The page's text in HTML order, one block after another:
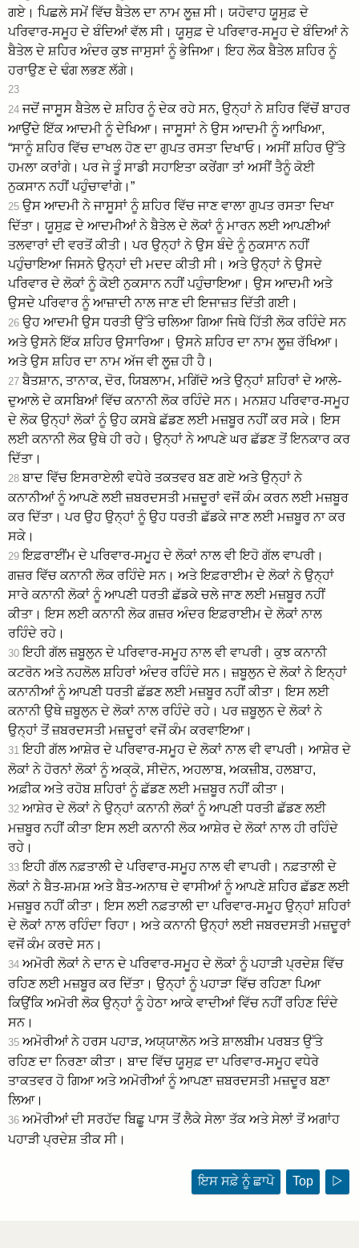
ਗਏ। ਪਿਛਲੇ ਸਮੇਂ ਵਿੱਚ ਬੈਤੇਲ ਦਾ ਨਾਮ ਲੂਜ਼ ਸੀ। ਯਹੋਵਾਹ ਯੂਸੁਫ਼ ਦੇ
ਪਰਿਵਾਰ-ਸਮੂਹ ਦੇ ਬੰਦਿਆਂ ਵੱਲ ਸੀ। ਯੂਸੁਫ਼ ਦੇ ਪਰਿਵਾਰ-ਸਮੂਹ ਦੇ ਬੰਦਿਆਂ ਨੇ
ਬੈਤੇਲ ਦੇ ਸ਼ਹਿਰ ਅੰਦਰ ਕੁਝ ਜਾਸੁਸਾਂ ਨੂੰ ਭੇਜਿਆ। ਇਹ ਲੋਕ ਬੈਤੇਲ ਸ਼ਹਿਰ ਨੂੰ
ਹਰਾਉਣ ਦੇ ਢੰਗ ਲਭਣ ਲੱਗੇ।
23
24ਜਦੋਂ ਜਾਸੂਸ ਬੈਤੇਲ ਦੇ ਸ਼ਹਿਰ ਨੂੰ ਦੇਕ ਰਹੇ ਸਨ, ਉਨ੍ਹਾਂ ਨੇ ਸ਼ਹਿਰ ਵਿੱਚੋਂ ਬਾਹਰ
ਆਉਂਦੇ ਇੱਕ ਆਦਮੀ ਨੂੰ ਦੇਖਿਆ। ਜਾਸੂਸਾਂ ਨੇ ਉਸ ਆਦਮੀ ਨੂੰ ਆਖਿਆ,
“ਸਾਨੂੰ ਸ਼ਹਿਰ ਵਿੱਚ ਦਾਖਲ ਹੋਣ ਦਾ ਗੁਪਤ ਰਸਤਾ ਦਿਖਾਓ। ਅਸੀਂ ਸ਼ਹਿਰ ਉੱਤੇ
ਹਮਲਾ ਕਰਾਂਗੇ। ਪਰ ਜੇ ਤੂੰ ਸਾਡੀ ਸਹਾਇਤਾ ਕਰੇਂਗਾ ਤਾਂ ਅਸੀਂ ਤੈਨੂੰ ਕੋਈ
ਨੁਕਸਾਨ ਨਹੀਂ ਪਹੁੰਚਾਵਾਂਗੇ।”
25 ਉਸ ਆਦਮੀ ਨੇ ਜਾਸੂਸਾਂ ਨੂੰ ਸ਼ਹਿਰ ਵਿੱਚ ਜਾਣ ਵਾਲਾ ਗੁਪਤ ਰਸਤਾ ਦਿਖਾ
ਦਿੱਤਾ। ਯੂਸੁਫ਼ ਦੇ ਆਦਮੀਆਂ ਨੇ ਬੈਤੇਲ ਦੇ ਲੋਕਾਂ ਨੂੰ ਮਾਰਨ ਲਈ ਆਪਣੀਆਂ
ਤਲਵਾਰਾਂ ਦੀ ਵਰਤੋਂ ਕੀਤੀ। ਪਰ ਉਨ੍ਹਾਂ ਨੇ ਉਸ ਬੰਦੇ ਨੂੰ ਨੁਕਸਾਨ ਨਹੀਂ
ਪਹੁੰਚਾਇਆ ਜਿਸਨੇ ਉਨ੍ਹਾਂ ਦੀ ਮਦਦ ਕੀਤੀ ਸੀ। ਅਤੇ ਉਨ੍ਹਾਂ ਨੇ ਉਸਦੇ
ਪਰਿਵਾਰ ਦੇ ਲੋਕਾਂ ਨੂੰ ਕੋਈ ਨੁਕਸਾਨ ਨਹੀਂ ਪਹੁੰਚਾਇਆ। ਉਸ ਆਦਮੀ ਅਤੇ
ਉਸਦੇ ਪਰਿਵਾਰ ਨੂੰ ਆਜ਼ਾਦੀ ਨਾਲ ਜਾਣ ਦੀ ਇਜਾਜ਼ਤ ਦਿੱਤੀ ਗਈ।
26 ਉਹ ਆਦਮੀ ਉਸ ਧਰਤੀ ਉੱਤੇ ਚਲਿਆ ਗਿਆ ਜਿਥੇ ਹਿੱਤੀ ਲੋਕ ਰਹਿੰਦੇ ਸਨ
ਅਤੇ ਉਸਨੇ ਇੱਕ ਸ਼ਹਿਰ ਉਸਾਰਿਆ। ਉਸਨੇ ਸ਼ਹਿਰ ਦਾ ਨਾਮ ਲੂਜ਼ ਰੱਖਿਆ।
ਅਤੇ ਉਸ ਸ਼ਹਿਰ ਦਾ ਨਾਮ ਅੱਜ ਵੀ ਲੂਜ਼ ਹੀ ਹੈ।
27ਬੈਤਸ਼ਾਨ, ਤਾਨਾਕ, ਦੋਰ, ਯਿਬਲਾਮ, ਮਗਿੱਦੋ ਅਤੇ ਉਨ੍ਹਾਂ ਸ਼ਹਿਰਾਂ ਦੇ ਆਲੇ-
ਦੁਆਲੇ ਦੇ ਕਸਬਿਆਂ ਵਿੱਚ ਕਨਾਨੀ ਲੋਕ ਰਹਿੰਦੇ ਸਨ। ਮਨਸ਼ਹ ਪਰਿਵਾਰ-ਸਮੂਹ
ਦੇ ਲੋਕ ਉਨ੍ਹਾਂ ਲੋਕਾਂ ਨੂੰ ਉਹ ਕਸਬੇ ਛੱਡਣ ਲਈ ਮਜ਼ਬੂਰ ਨਹੀਂ ਕਰ ਸਕੇ। ਇਸ
ਲਈ ਕਨਾਨੀ ਲੋਕ ਉਥੇ ਹੀ ਰਹੇ। ਉਨ੍ਹਾਂ ਨੇ ਆਪਣੇ ਘਰ ਛੱਡਣ ਤੋਂ ਇਨਕਾਰ ਕਰ
ਦਿੱਤਾ।
28ਬਾਦ ਵਿੱਚ ਇਸਰਾਏਲੀ ਵਧੇਰੇ ਤਕਤਵਰ ਬਣ ਗਏ ਅਤੇ ਉਨ੍ਹਾਂ ਨੇ
ਕਨਾਨੀਆਂ ਨੂੰ ਆਪਣੇ ਲਈ ਜ਼ਬਰਦਸਤੀ ਮਜ਼ਦੂਰਾਂ ਵਜੋਂ ਕੰਮ ਕਰਨ ਲਈ ਮਜ਼ਬੂਰ
ਕਰ ਦਿੱਤਾ। ਪਰ ਉਹ ਉਨ੍ਹਾਂ ਨੂੰ ਉਹ ਧਰਤੀ ਛੱਡਕੇ ਜਾਣ ਲਈ ਮਜ਼ਬੂਰ ਨਾ ਕਰ
ਸਕੇ।
29ਇਫ਼ਰਾਈਂਮ ਦੇ ਪਰਿਵਾਰ-ਸਮੂਹ ਦੇ ਲੋਕਾਂ ਨਾਲ ਵੀ ਇਹੋ ਗੱਲ ਵਾਪਰੀ।
ਗਜ਼ਰ ਵਿੱਚ ਕਨਾਨੀ ਲੋਕ ਰਹਿੰਦੇ ਸਨ। ਅਤੇ ਇਫ਼ਰਾਈਮ ਦੇ ਲੋਕਾਂ ਨੇ ਉਨ੍ਹਾਂ
ਸਾਰੇ ਕਨਾਨੀ ਲੋਕਾਂ ਨੂੰ ਆਪਣੀ ਧਰਤੀ ਛੱਡਕੇ ਚਲੇ ਜਾਣ ਲਈ ਮਜ਼ਬੂਰ ਨਹੀਂ
ਕੀਤਾ। ਇਸ ਲਈ ਕਨਾਨੀ ਲੋਕ ਗਜ਼ਰ ਅੰਦਰ ਇਫ਼ਰਾਈਮ ਦੇ ਲੋਕਾਂ ਨਾਲ
ਰਹਿੰਦੇ ਰਹੇ।
30ਇਹੀ ਗੱਲ ਜ਼ਬੂਲੁਨ ਦੇ ਪਰਿਵਾਰ-ਸਮੂਹ ਨਾਲ ਵੀ ਵਾਪਰੀ। ਕੁਝ ਕਨਾਨੀ
ਕਟਰੋਨ ਅਤੇ ਨਹਲੋਲ ਸ਼ਹਿਰਾਂ ਅੰਦਰ ਰਹਿੰਦੇ ਸਨ। ਜ਼ਬੂਲੁਨ ਦੇ ਲੋਕਾਂ ਨੇ ਇਨ੍ਹਾਂ
ਕਨਾਨੀਆਂ ਨੂੰ ਆਪਣੀ ਧਰਤੀ ਛੱਡਣ ਲਈ ਮਜ਼ਬੂਰ ਨਹੀਂ ਕੀਤਾ। ਇਸ ਲਈ
ਕਨਾਨੀ ਉਥੇ ਜ਼ਬੂਲੁਨ ਦੇ ਲੋਕਾਂ ਨਾਲ ਰਹਿੰਦੇ ਰਹੇ। ਪਰ ਜ਼ਬੂਲੁਨ ਦੇ ਲੋਕਾਂ ਨੇ
ਉਨ੍ਹਾਂ ਤੋਂ ਜ਼ਬਰਦਸਤੀ ਮਜ਼ਦੂਰਾਂ ਵਜੋਂ ਕੰਮ ਕਰਵਾਇਆ।
31ਇਹੀ ਗੱਲ ਆਸ਼ੇਰ ਦੇ ਪਰਿਵਾਰ-ਸਮੂਹ ਦੇ ਲੋਕਾਂ ਨਾਲ ਵੀ ਵਾਪਰੀ। ਆਸ਼ੇਰ ਦੇ
ਲੋਕਾਂ ਨੇ ਹੋਰਨਾਂ ਲੋਕਾਂ ਨੂੰ ਅਕ੍ਕੋ, ਸੀਦੋਨ, ਅਹਲਾਬ, ਅਕਜ਼ੀਬ, ਹਲਬਾਹ,
ਅਫ਼ੀਕ ਅਤੇ ਰਹੋਬ ਸ਼ਹਿਰਾਂ ਨੂੰ ਛੱਡਣ ਲਈ ਮਜ਼ਬੂਰ ਨਹੀਂ ਕੀਤਾ।
32 ਆਸ਼ੇਰ ਦੇ ਲੋਕਾਂ ਨੇ ਉਨ੍ਹਾਂ ਕਨਾਨੀ ਲੋਕਾਂ ਨੂੰ ਆਪਣੀ ਧਰਤੀ ਛੱਡਣ ਲਈ
ਮਜ਼ਬੂਰ ਨਹੀਂ ਕੀਤਾ ਇਸ ਲਈ ਕਨਾਨੀ ਲੋਕ ਆਸ਼ੇਰ ਦੇ ਲੋਕਾਂ ਨਾਲ ਹੀ ਰਹਿੰਦੇ
ਰਹੇ।
33ਇਹੀ ਗੱਲ ਨਫ਼ਤਾਲੀ ਦੇ ਪਰਿਵਾਰ-ਸਮੂਹ ਨਾਲ ਵੀ ਵਾਪਰੀ। ਨਫ਼ਤਾਲੀ ਦੇ
ਲੋਕਾਂ ਨੇ ਬੈਤ-ਸ਼ਮਸ਼ ਅਤੇ ਬੈਤ-ਅਨਾਥ ਦੇ ਵਾਸੀਆਂ ਨੂੰ ਆਪਣੇ ਸ਼ਹਿਰ ਛੱਡਣ ਲਈ
ਮਜ਼ਬੂਰ ਨਹੀਂ ਕੀਤਾ। ਇਸ ਲਈ ਨਫ਼ਤਾਲੀ ਦਾ ਪਰਿਵਾਰ-ਸਮੂਹ ਉਨ੍ਹਾਂ ਸ਼ਹਿਰਾਂ
ਦੇ ਲੋਕਾਂ ਨਾਲ ਰਹਿੰਦਾ ਰਿਹਾ। ਅਤੇ ਕਨਾਨੀ ਉਨ੍ਹਾਂ ਲਈ ਜਬਰਦਸਤੀ ਮਜ਼ਦੂਰਾਂ
ਵਜੋਂ ਕੰਮ ਕਰਦੇ ਸਨ।
34 ਅਮੋਰੀ ਲੋਕਾਂ ਨੇ ਦਾਨ ਦੇ ਪਰਿਵਾਰ-ਸਮੂਹ ਦੇ ਲੋਕਾਂ ਨੂੰ ਪਹਾੜੀ ਪ੍ਰਦੇਸ਼ ਵਿੱਚ
ਰਹਿਣ ਲਈ ਮਜ਼ਬੂਰ ਕਰ ਦਿੱਤਾ। ਉਨ੍ਹਾਂ ਨੂੰ ਪਹਾੜਾ ਵਿੱਚ ਰਹਿਣਾ ਪਿਆ
ਕਿਉਂਕਿ ਅਮੋਰੀ ਲੋਕ ਉਨ੍ਹਾਂ ਨੂੰ ਹੇਠਾ ਆਕੇ ਵਾਦੀਆਂ ਵਿੱਚ ਨਹੀਂ ਰਹਿਣ ਦਿੰਦੇ
ਸਨ।
35 ਅਮੋਰੀਆਂ ਨੇ ਹਰਸ ਪਹਾੜ, ਅਯ੍ਯਾਲੋਨ ਅਤੇ ਸ਼ਾਲਬੀਮ ਪਰਬਤ ਉੱਤੇ
ਰਹਿਣ ਦਾ ਨਿਰਣਾ ਕੀਤਾ। ਬਾਦ ਵਿੱਚ ਯੂਸੁਫ਼ ਦਾ ਪਰਿਵਾਰ-ਸਮੂਹ ਵਧੇਰੇ
ਤਾਕਤਵਰ ਹੋ ਗਿਆ ਅਤੇ ਅਮੋਰੀਆਂ ਨੂੰ ਆਪਣਾ ਜ਼ਬਰਦਸਤੀ ਮਜ਼ਦੂਰ ਬਣਾ
ਲਿਆ।
36 ਅਮੋਰੀਆਂ ਦੀ ਸਰਹੱਦ ਬਿਛੂ ਪਾਸ ਤੋਂ ਲੈਕੇ ਸੇਲਾ ਤੱਕ ਅਤੇ ਸੇਲਾਂ ਤੋਂ ਅਗਾਂਹ
ਪਹਾੜੀ ਪ੍ਰਦੇਸ਼ ਤੀਕ ਸੀ।
ਇਸ ਸਫ਼ੇ ਨੂੰ ਛਾਪੋ Top ▷